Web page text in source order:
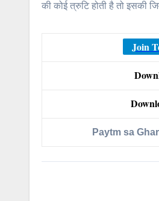
की कोई त्रुटि होती है तो इसकी
Join
Paytm sa